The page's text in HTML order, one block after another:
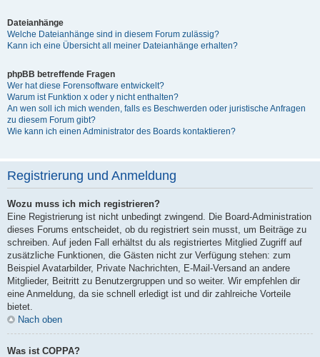
Dateianhänge
Welche Dateianhänge sind in diesem Forum zulässig?
Kann ich eine Übersicht all meiner Dateianhänge erhalten?
phpBB betreffende Fragen
Wer hat diese Forensoftware entwickelt?
Warum ist Funktion x oder y nicht enthalten?
An wen soll ich mich wenden, falls es Beschwerden oder juristische Anfragen
zu diesem Forum gibt?
Wie kann ich einen Administrator des Boards kontaktieren?
Registrierung und Anmeldung
Wozu muss ich mich registrieren?
Eine Registrierung ist nicht unbedingt zwingend. Die Board-Administration
dieses Forums entscheidet, ob du registriert sein musst, um Beiträge zu
schreiben. Auf jeden Fall erhältst du als registriertes Mitglied Zugriff auf
zusätzliche Funktionen, die Gästen nicht zur Verfügung stehen: zum
Beispiel Avatarbilder, Private Nachrichten, E-Mail-Versand an andere
Mitglieder, Beitritt zu Benutzergruppen und so weiter. Wir empfehlen dir
eine Anmeldung, da sie schnell erledigt ist und dir zahlreiche Vorteile
bietet.
Nach oben
Was ist COPPA?